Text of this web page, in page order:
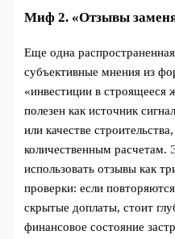
Миф 2. «Отзывы
Еще одна
субъективные мнения из
«инвестиции в строящееся
полезен как источник
или качестве
количественным расчетам.
использовать отзывы как
проверки: если
скрытые доплаты, стоит
финансовое состояние